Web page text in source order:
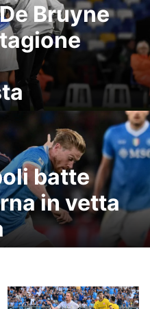
Bruyne
batte
in vetta